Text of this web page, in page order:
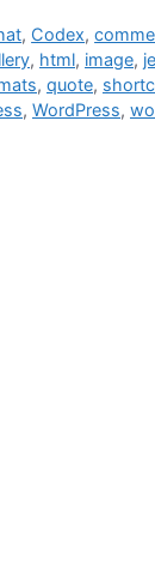
, Codex,
, html, image,
, quote,
, WordPress,